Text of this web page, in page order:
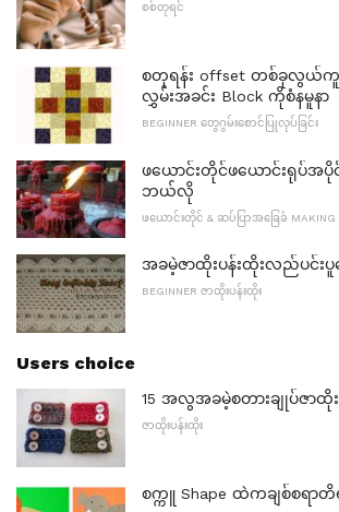
စစ်တုရင်
စတုရန်း offset တစ်ခုလွယ်ကူ
လွှမ်းအခင်း Block ကိုစံနမူနာ
BEGINNER တွေဂွမ်းစောင်ပြုလုပ်ခြင်း
ဖယောင်းတိုင်ဖယောင်းရုပ်အပို
ဘယ်လို
ဖယောင်းတိုင် & ဆပ်ပြာအခြေခံ MAKING
အခမဲ့ဇာထိုးပန်းထိုးလည်ပင်းပူနွ
BEGINNER ဇာထိုးပန်းထိုး
Users choice
15 အလွအခမဲ့စတားချုပ်ဇာထိုးပ
ဇာထိုးပန်းထိုး
စက္ကူ Shape ထဲကချစ်စရာတိရစ္